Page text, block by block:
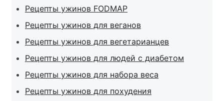
Рецепты ужинов FODMAP
Рецепты ужинов для веганов
Рецепты ужинов для вегетарианцев
Рецепты ужинов для людей с диабетом
Рецепты ужинов для набора веса
Рецепты ужинов для похудения